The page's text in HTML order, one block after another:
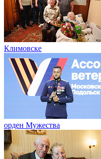
Климовске
орден Мужества